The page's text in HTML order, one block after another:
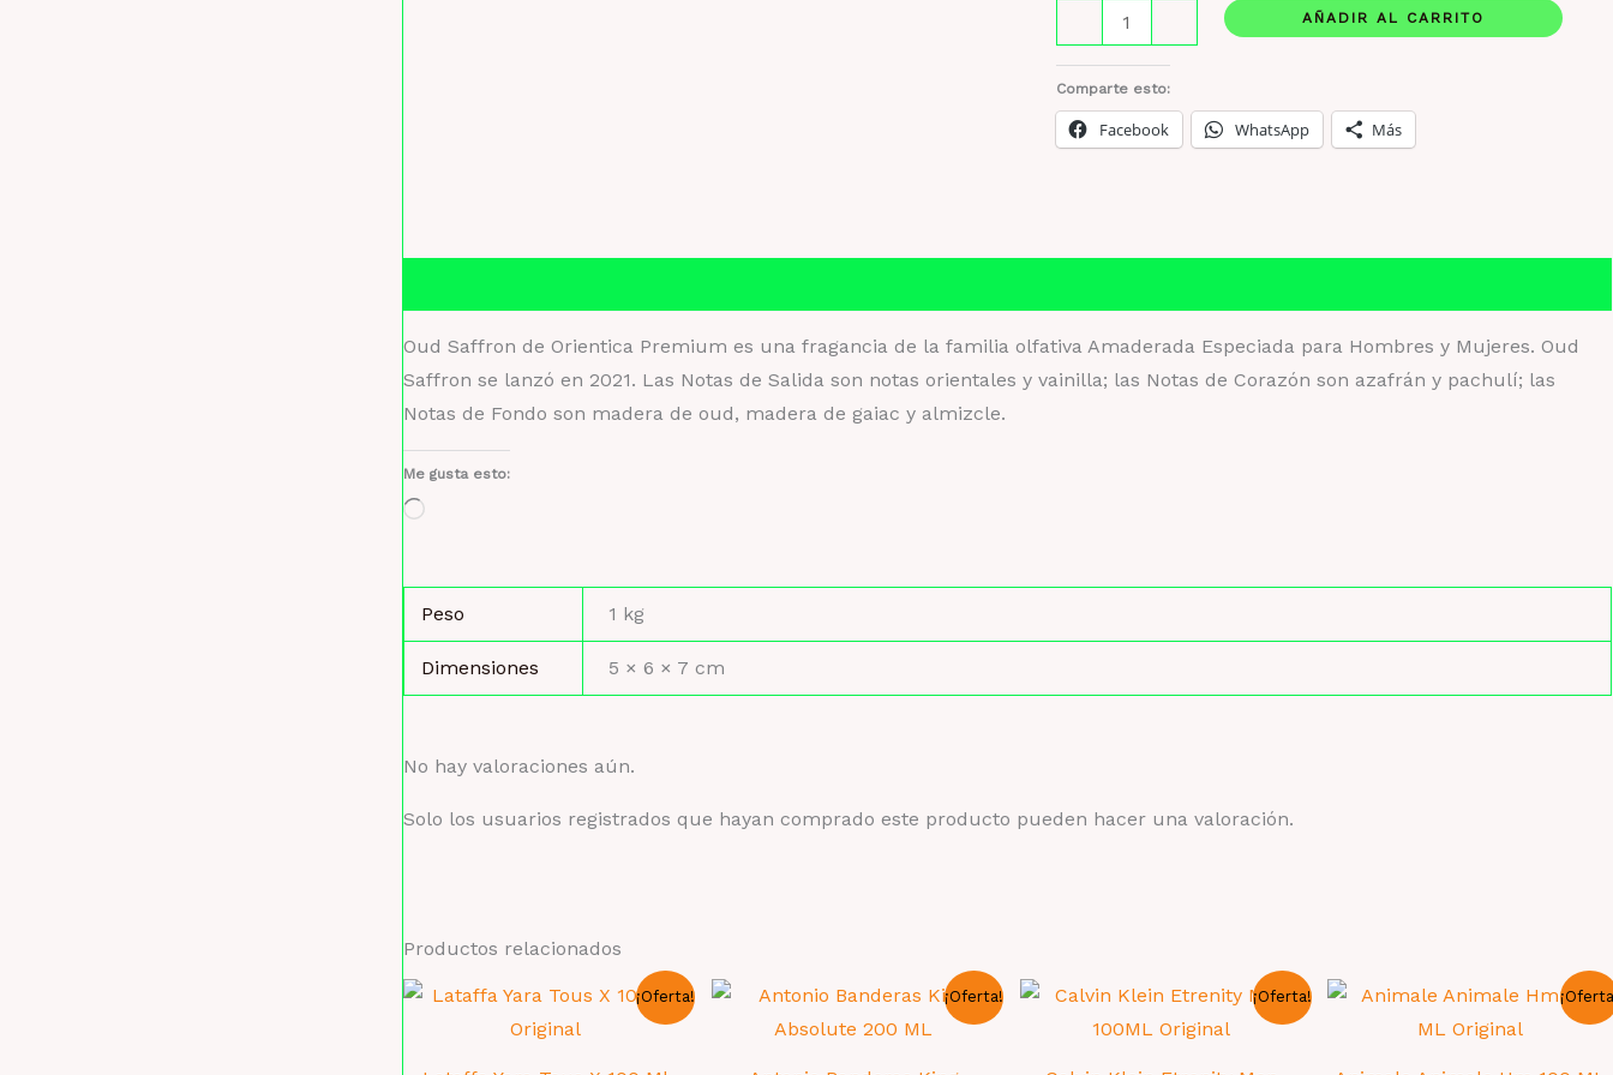
Orientica
Oud
Saffron
X
80
AÑADIR AL CARRITO
Comparte esto:
Facebook WhatsApp Más
Oud Saffron de Orientica Premium es una fragancia de la familia olfativa Amaderada Especiada para Hombres y Mujeres. Oud
Saffron se lanzó en 2021. Las Notas de Salida son notas orientales y vainilla; las Notas de Corazón son azafrán y pachulí; las
Notas de Fondo son madera de oud, madera de gaiac y almizcle.
Me gusta esto:
Cargando...
Peso 1 kg
Dimensiones 5 × 6 × 7 cm
No hay valoraciones aún.
Solo los usuarios registrados que hayan comprado este producto pueden hacer una valoración.
Productos relacionados
¡Oferta! ¡Oferta! ¡Oferta!